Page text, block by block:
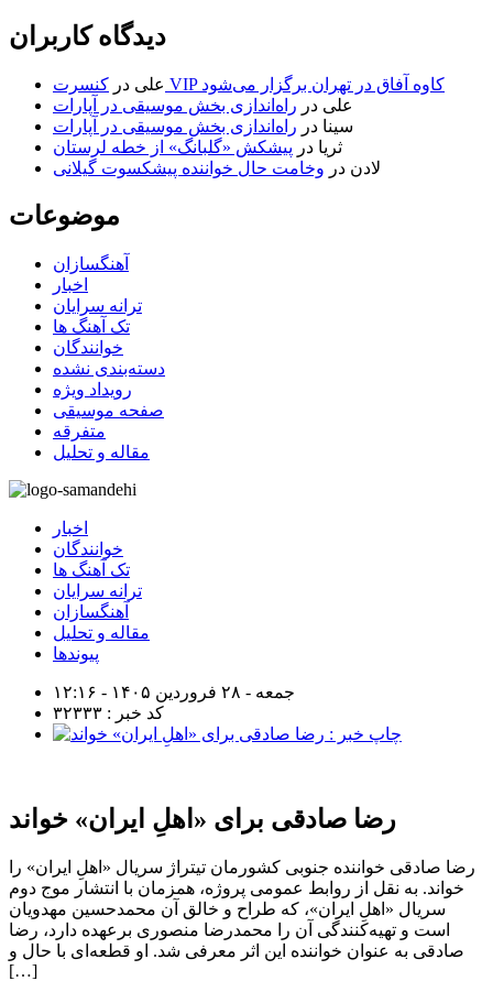
دیدگاه کاربران
علی در
کنسرت VIP کاوه آفاق در تهران برگزار می‌شود
علی در راه‌اندازی بخش موسیقی در آپارات
سینا در راه‌اندازی بخش موسیقی در آپارات
ثریا در پیشکش «گلبانگ» از خطه لرستان
لادن در وخامت حال خواننده پیشکسوت گیلانی
موضوعات
آهنگسازان
اخبار
ترانه سرایان
تک آهنگ ها
خوانندگان
دسته‌بندی نشده
رویداد ویژه
صفحه موسیقی
متفرقه
مقاله و تحلیل
اخبار
خوانندگان
تک آهنگ ها
ترانه سرایان
آهنگسازان
مقاله و تحلیل
پیوندها
جمعه - ۲۸ فروردین ۱۴۰۵ - ۱۲:۱۶
کد خبر : ۳۲۳۳۳
رضا صادقی برای «اهلِ ایران» خواند
رضا صادقی خواننده جنوبی کشورمان تیتراژ سریال «اهلِ ایران» را
خواند. به نقل از روابط عمومی پروژه، همزمان با انتشار موج دوم
سریال «اهلِ ایران»، که طراح و خالق آن محمدحسین مهدویان
است و تهیه‌کنندگی آن را محمدرضا منصوری برعهده دارد، رضا
صادقی به عنوان خواننده این اثر معرفی شد. او قطعه‌ای با حال و
[…]